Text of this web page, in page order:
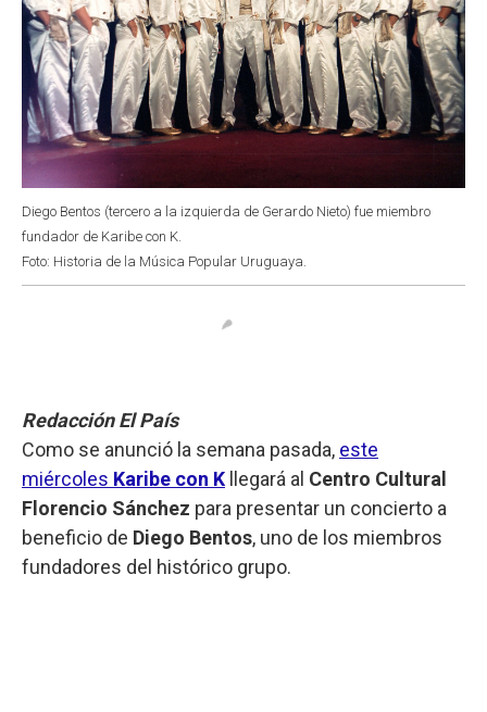
Diego Bentos (tercero a la izquierda de Gerardo Nieto) fue miembro
fundador de Karibe con K.
Foto: Historia de la Música Popular Uruguaya.
Redacción El País
Como se anunció la semana pasada, este
miércoles Karibe con K llegará al Centro Cultural
Florencio Sánchez para presentar un concierto a
beneficio de Diego Bentos, uno de los miembros
fundadores del histórico grupo.